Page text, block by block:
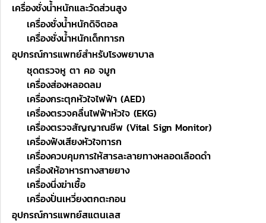
เครื่องชั่งน้ำหนักและวัดส่วนสูง
เครื่องชั่งน้ำหนักดิจิตอล
เครื่องชั่งน้ำหนักเด็กทารก
อุปกรณ์การแพทย์สำหรับโรงพยาบาล
ชุดตรวจหู ตา คอ จมูก
เครื่องส่องหลอดลม
เครื่องกระตุกหัวใจไฟฟ้า (AED)
เครื่องตรวจคลื่นไฟฟ้าหัวใจ (EKG)
เครื่องตรวจสัญญาณชีพ (Vital Sign Monitor)
เครื่องฟังเสียงหัวใจทารก
เครื่องควบคุมการให้สารละลายทางหลอดเลือดดำ
เครื่องให้อาหารทางสายยาง
เครื่องนึ่งฆ่าเชื้อ
เครื่องปั่นเหวี่ยงตกตะกอน
อุปกรณ์การแพทย์สแตนเลส